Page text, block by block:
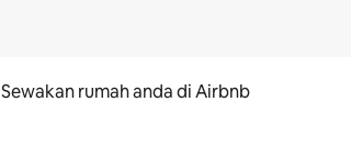
Sewakan rumah anda di Airbnb